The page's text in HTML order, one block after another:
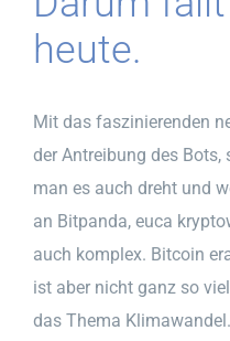
heute.
Mit das faszinierenden
der Antreibung des
man es auch dreht und
an Bitpanda, euca
auch komplex. Bitcoin
ist aber nicht ganz so
das Thema